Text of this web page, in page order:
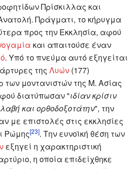
Πρίσκιλλας και
Πράγματι, το κήρυγμα
προς την Εκκλησία, αφού
και απαιτούσε έναν
. Υπό το πνεύμα αυτό εξηγείται
της Λυών (177)
μοντανιστών της Μ. Ασίας
διατύπωσαν "ιδίαν κρίσιν
και ορθοδοξοτάτην", την
με επιστολές στις εκκλησίες
Ρώμης[23]. Την ευνοϊκή θέση των
εξηγεί η χαρακτηριστική
η οποία επιδείχθηκε